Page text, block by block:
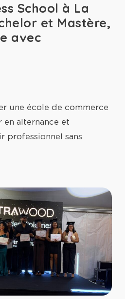
School à La
et Mastère,
avec
une école de commerce
en alternance et
professionnel sans